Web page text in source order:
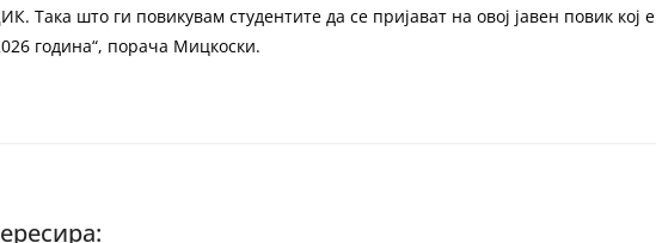
Така што ги повикувам студентите да се пријават на овој јавен повик кој е
година“, порача Мицкоски.